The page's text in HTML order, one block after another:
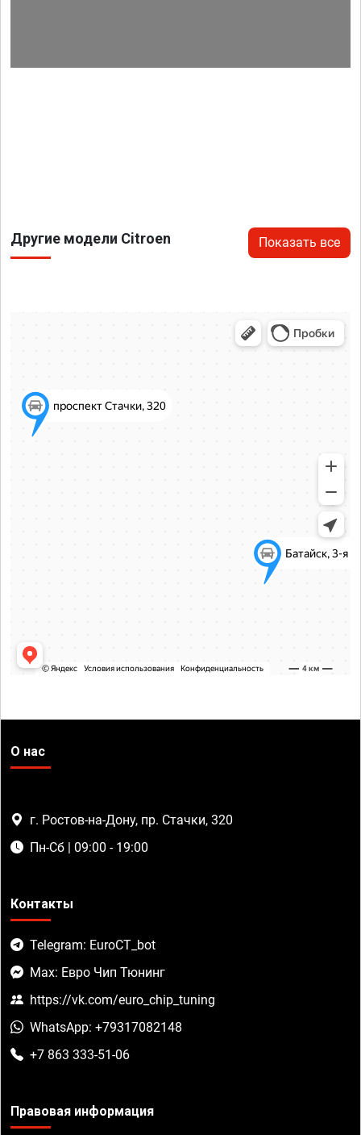
Другие модели Citroen Показать все
О нас
г. Ростов-на-Дону, пр. Стачки, 320
Пн-Сб | 09:00 - 19:00
Контакты
Telegram: EuroCT_bot
Max: Евро Чип Тюнинг
https://vk.com/euro_chip_tuning
WhatsApp: +79317082148
+7 863 333-51-06
Правовая информация